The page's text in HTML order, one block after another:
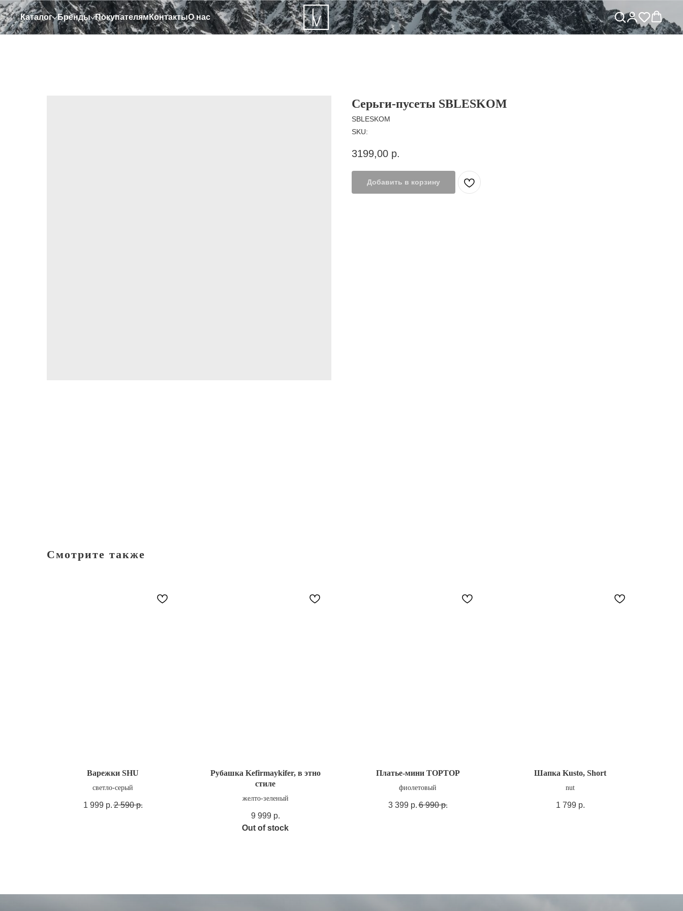
Каталог Бренды ПокупателямКонтактыО нас
Серьги-пусеты SBLESKOM
SBLESKOM
SKU:
3199,00 р.
Добавить в корзину
Смотрите также
Варежки SHU
светло-серый
1 999 р. 2 590 р.
Рубашка Kefirmaykifer, в этно
стиле
желто-зеленый
9 999 р.
Out of stock
Платье-мини TOPTOP
фиолетовый
3 399 р. 6 990 р.
Шапка Kusto, Short
nut
1 799 р.